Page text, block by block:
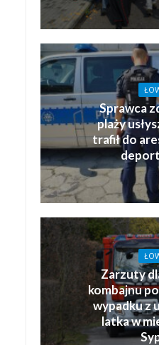
Sprawca
plaży
trafił do
Zarzuty
kombajnu
wypadku z
latka w